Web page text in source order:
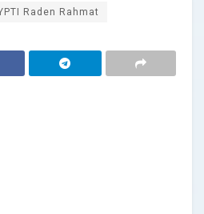
Raden Rahmat